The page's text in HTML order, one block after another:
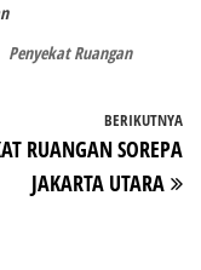
Penyekat Ruangan
BERIKUTNYA
RUANGAN SOREPA
JAKARTA UTARA